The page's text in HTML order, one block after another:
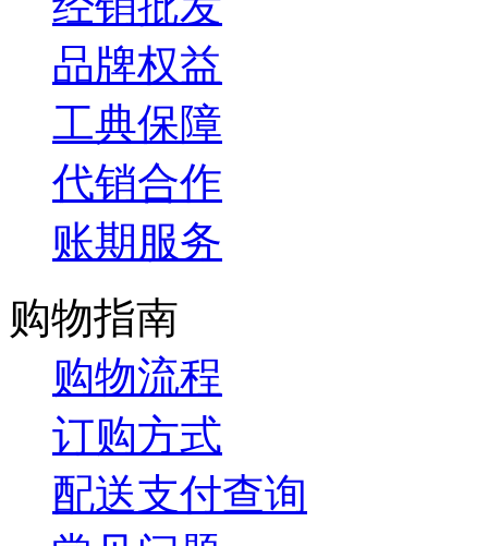
品牌权益
工典保障
代销合作
账期服务
购物指南
购物流程
订购方式
配送支付查询